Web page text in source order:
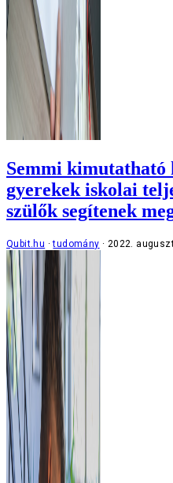
Semmi kimutatható
gyerekek iskolai
szülők segítenek
Qubit.hu tudomány 2022.